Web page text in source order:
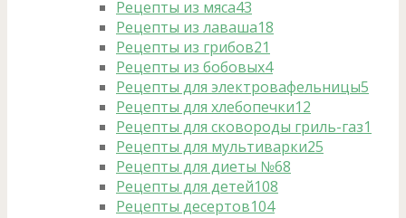
Рецепты из мяса43
Рецепты из лаваша18
Рецепты из грибов21
Рецепты из бобовых4
Рецепты для электровафельницы5
Рецепты для хлебопечки12
Рецепты для сковороды гриль-газ1
Рецепты для мультиварки25
Рецепты для диеты №68
Рецепты для детей108
Рецепты десертов104